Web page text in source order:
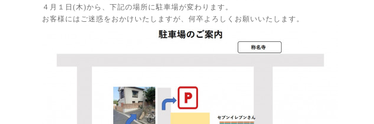
４月１日(木)から、下記の場所に駐車場が変わります。
お客様にはご迷惑をおかけいたしますが、何卒よろしくお願いいたします。